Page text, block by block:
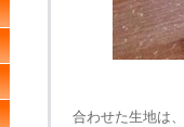
合わせた生地は、